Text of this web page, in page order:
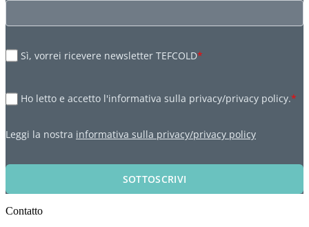
Sì, vorrei ricevere newsletter TEFCOLD*
Ho letto e accetto l'informativa sulla privacy/privacy policy.*
Leggi la nostra informativa sulla privacy/privacy policy
SOTTOSCRIVI
Contatto